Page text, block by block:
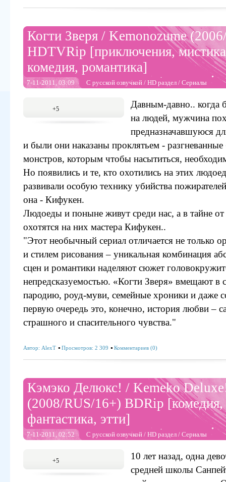
Когти Зверя / Kemonozume
HDTVRip [приключения,
комедия, романтика]
7-11-2011, 03:09 С русской озвучкой / HD раздел / Сериалы
+5
Давным-давно.. когда
на людей, мужчина
предназначавшуюся
и были они наказаны проклятьем - разгневанные
монстров, которым чтобы насытиться,
Но появились и те, кто охотились на этих
развивали особую технику убийства
она - Кифукен.
Людоеды и поныне живут среди нас, а в тайне от
охотятся на них мастера Кифукен..
"Этот необычный сериал отличается не только
и стилем рисования – уникальная комбинация
сцен и романтики наделяют сюжет
непредсказуемостью. «Когти Зверя» вмещают в
пародию, роуд-муви, семейные хроники и даже
первую очередь это, конечно, история любви –
страшного и спасительного чувства."
Автор: AlexT Просмотров: 2 309 Комментариев (0)
Кэмэко Делюкс! / Kemeko
(2008/RUS/16+) BDRip [комедия,
фантастика, этти]
7-11-2011, 02:52 С русской озвучкой / HD раздел / Сериалы
+5
10 лет назад, одна
средней школы